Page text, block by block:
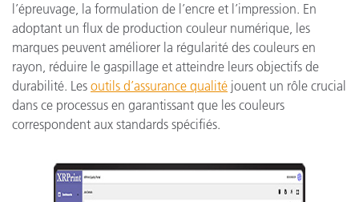
l’épreuvage, la formulation de l’encre et l’impression. En
adoptant un flux de production couleur numérique, les
marques peuvent améliorer la régularité des couleurs en
rayon, réduire le gaspillage et atteindre leurs objectifs de
durabilité. Les outils d’assurance qualité jouent un rôle crucial
dans ce processus en garantissant que les couleurs
correspondent aux standards spécifiés.